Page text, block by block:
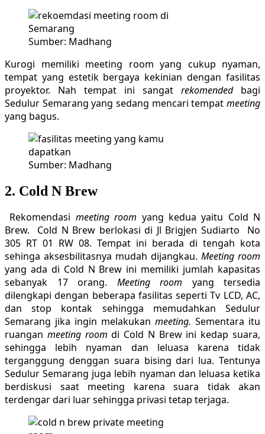
Sumber: Madhang
Kurogi memiliki meeting room yang cukup nyaman,
tempat yang estetik bergaya kekinian dengan fasilitas
proyektor. Nah tempat ini sangat rekomendedbagi
Sedulur Semarang yang sedang mencari tempat meeting
yang bagus.
Sumber: Madhang
2. Cold N Brew
Rekomendasi meeting room yang kedua yaitu Cold N
Brew. Cold N Brew berlokasi di Jl Brigjen Sudiarto No
305 RT 01 RW 08. Tempat ini berada di tengah kota
sehinga aksesbilitasnya mudah dijangkau. Meeting room
yang ada di Cold N Brew ini memiliki jumlah kapasitas
sebanyak 17 orang. Meeting room yang tersedia
dilengkapi dengan beberapa fasilitas seperti Tv LCD, AC,
dan stop kontak sehingga memudahkan Sedulur
Semarang jika ingin melakukan meeting. Sementara itu
ruangan meeting room di Cold N Brew ini kedap suara,
sehingga lebih nyaman dan leluasa karena tidak
terganggung denggan suara bising dari lua. Tentunya
Sedulur Semarang juga lebih nyaman dan leluasa ketika
berdiskusi saat meeting karena suara tidak akan
terdengar dari luar sehingga privasi tetap terjaga.